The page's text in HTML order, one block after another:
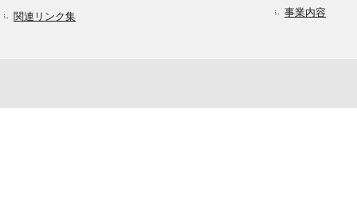
関連リンク集
事業内容